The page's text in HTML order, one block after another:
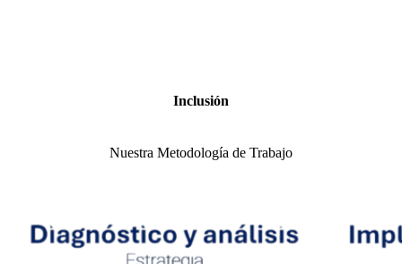
Inclusión
Nuestra Metodología de Trabajo